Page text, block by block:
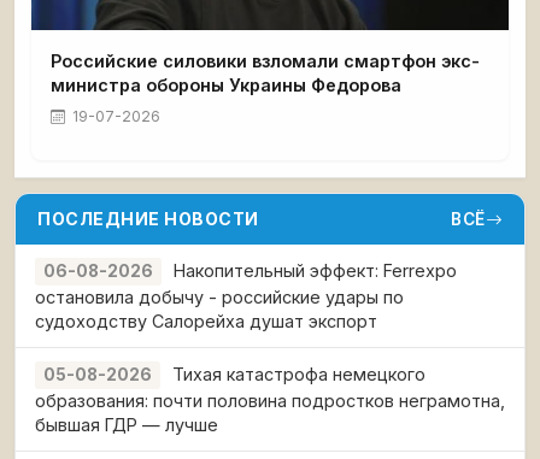
Российские силовики взломали смартфон экс-
министра обороны Украины Федорова
19-07-2026
ПОСЛЕДНИЕ НОВОСТИ ВСЁ
06-08-2026
Накопительный эффект: Ferrexpo
остановила добычу - российские удары по
судоходству Салорейха душат экспорт
05-08-2026
Тихая катастрофа немецкого
образования: почти половина подростков неграмотна,
бывшая ГДР — лучше